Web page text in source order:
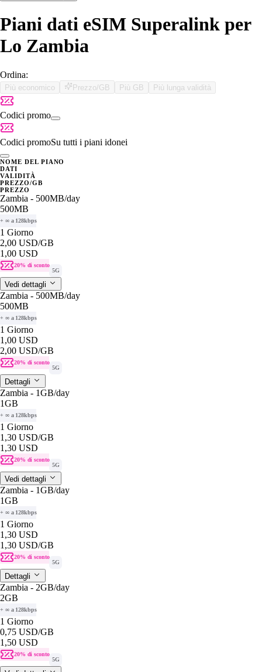
Piani dati eSIM Superalink per
Lo Zambia
Ordina:
Più economico Prezzo/GB Più GB Più lunga validità
Codici promo
Codici promoSu tutti i piani idonei
NOME DEL PIANO
DATI
VALIDITÀ
PREZZO/GB
PREZZO
Zambia - 500MB/day
500MB
+ ∞ a 128kbps
1 Giorno
2,00 USD/GB
1,00 USD
20% di sconto
5G
Vedi dettagli
Zambia - 500MB/day
500MB
+ ∞ a 128kbps
1 Giorno
1,00 USD
2,00 USD/GB
20% di sconto
5G
Dettagli
Zambia - 1GB/day
1GB
+ ∞ a 128kbps
1 Giorno
1,30 USD/GB
1,30 USD
20% di sconto
5G
Vedi dettagli
Zambia - 1GB/day
1GB
+ ∞ a 128kbps
1 Giorno
1,30 USD
1,30 USD/GB
20% di sconto
5G
Dettagli
Zambia - 2GB/day
2GB
+ ∞ a 128kbps
1 Giorno
0,75 USD/GB
1,50 USD
20% di sconto
5G